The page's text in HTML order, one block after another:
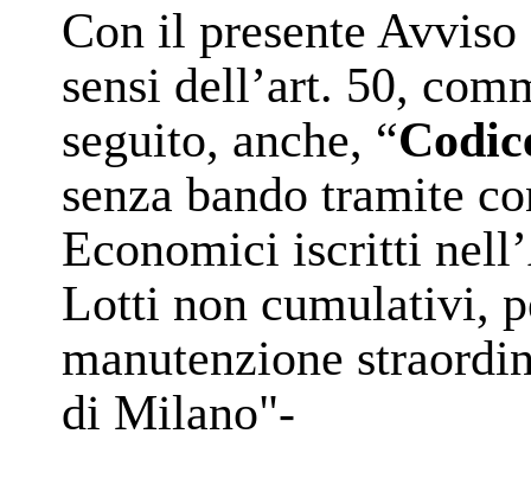
Con il presente
sensi dell’art. 50,
seguito, anche, “
senza bando tramite
Economici iscritti
Lotti non cumulativi,
manutenzione
di Milano"-